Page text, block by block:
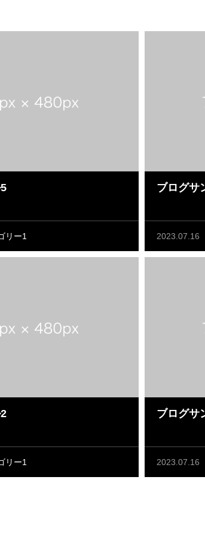
リー1
ブログサ
2023.07.16
リー1
ブログサ
2023.07.16